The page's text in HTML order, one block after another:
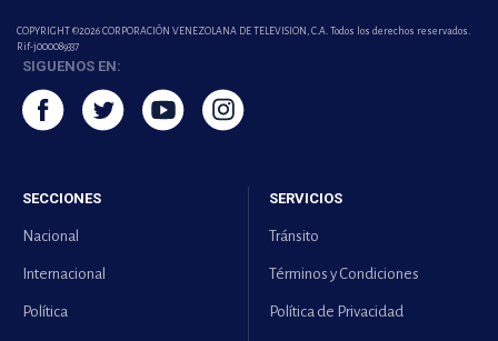
COPYRIGHT ©2026 CORPORACIÓN VENEZOLANA DE TELEVISION, C.A. Todos los derechos reservados.
Rif-j000089337
SIGUENOS EN:
SECCIONES
Nacional
Internacional
Política
SERVICIOS
Tránsito
Términos y Condiciones
Política de Privacidad